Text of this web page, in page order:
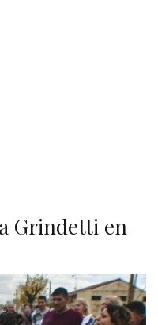
Grindetti en